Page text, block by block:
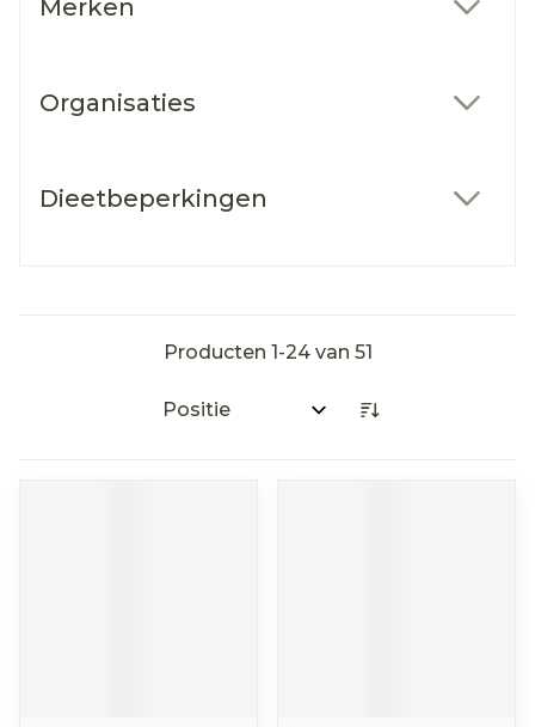
Merken
Organisaties
Dieetbeperkingen
Producten 1-24van 51
Sorteer op: